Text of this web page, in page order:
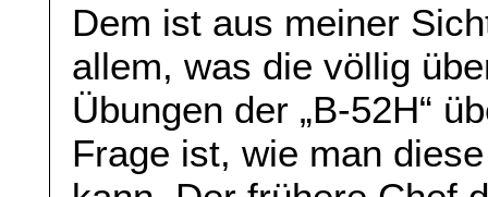
Dem ist aus meiner
allem, was die völlig
Übungen der „B-52H“
Frage ist, wie man